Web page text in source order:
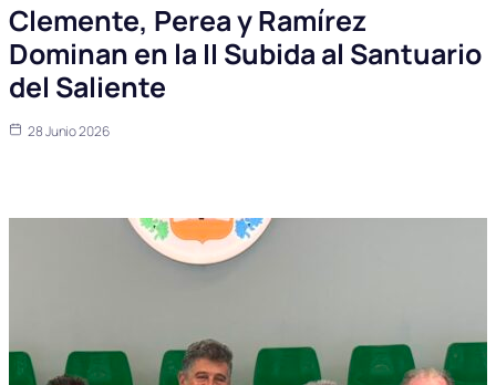
Clemente, Perea y Ramírez
Dominan en la II Subida al Santuario
del Saliente
28 Junio 2026